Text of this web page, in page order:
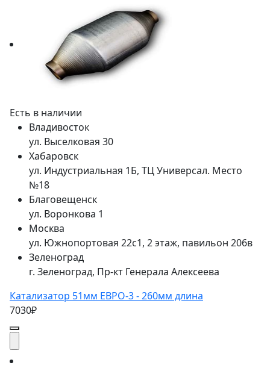
Есть в наличии
Владивосток
ул. Выселковая 30
Хабаровск
ул. Индустриальная 1Б, ТЦ Универсал. Место
№18
Благовещенск
ул. Воронкова 1
Москва
ул. Южнопортовая 22с1, 2 этаж, павильон 206в
Зеленоград
г. Зеленоград, Пр-кт Генерала Алексеева
Катализатор 51мм ЕВРО-3 - 260мм длина
7030₽